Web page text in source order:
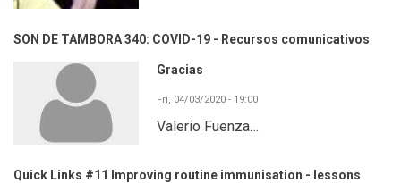
SON DE TAMBORA 340: COVID-19 - Recursos comunicativos
Gracias
Fri, 04/03/2020 - 19:00
Valerio Fuenza…
Quick Links #11 Improving routine immunisation - lessons